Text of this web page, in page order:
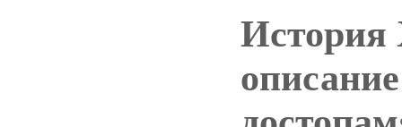
История